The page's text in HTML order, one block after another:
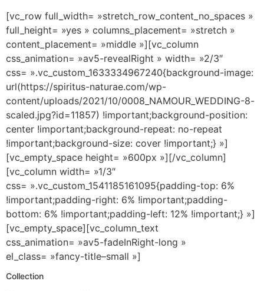
[vc_row full_width= »stretch_row_content_no_spaces »
full_height= »yes » columns_placement= »stretch »
content_placement= »middle »][vc_column
css_animation= »av5-revealRight » width= »2/3″
css= ».vc_custom_1633334967240{background-image:
url(https://spiritus-naturae.com/wp-
content/uploads/2021/10/0008_NAMOUR_WEDDING-8-
scaled.jpg?id=11857) !important;background-position:
center !important;background-repeat: no-repeat
!important;background-size: cover !important;} »]
[vc_empty_space height= »600px »][/vc_column]
[vc_column width= »1/3″
css= ».vc_custom_1541185161095{padding-top: 6%
!important;padding-right: 6% !important;padding-
bottom: 6% !important;padding-left: 12% !important;} »]
[vc_empty_space][vc_column_text
css_animation= »av5-fadeInRight-long »
el_class= »fancy-title–small »]
Collection